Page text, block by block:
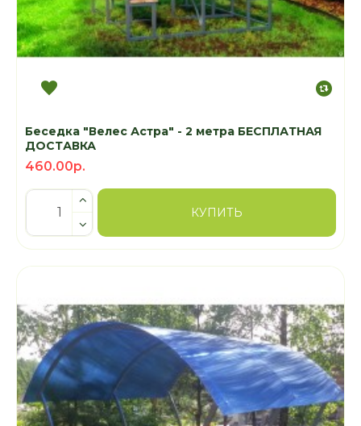
Беседка "Велес Астра" - 2 метра БЕСПЛАТНАЯ
ДОСТАВКА
460.00р.
КУПИТЬ